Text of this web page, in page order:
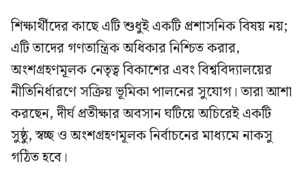
শিক্ষার্থীদের কাছে এটি শুধুই একটি প্রশাসনিক বিষয় নয়;
এটি তাদের গণতান্ত্রিক অধিকার নিশ্চিত করার,
অংশগ্রহণমূলক নেতৃত্ব বিকাশের এবং বিশ্ববিদ্যালয়ের
নীতিনির্ধারণে সক্রিয় ভূমিকা পালনের সুযোগ। তারা আশা
করছেন, দীর্ঘ প্রতীক্ষার অবসান ঘটিয়ে অচিরেই একটি
সুষ্ঠু, স্বচ্ছ ও অংশগ্রহণমূলক নির্বাচনের মাধ্যমে নাকসু
গঠিত হবে।